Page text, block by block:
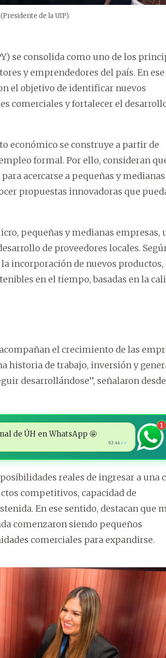
de la UIP).
se consolida como uno de los
y emprendedores del país. En ese
el objetivo de identificar nuevos
comerciales y fortalecer el
económico se construye a partir de
formal. Por ello, consideran
acercarse a pequeñas y medianas
propuestas innovadoras que
pequeñas y medianas empresas,
de proveedores locales.
incorporación de nuevos productos,
en el tiempo, basadas en la
el crecimiento de las
historia de trabajo, inversión y
desarrollándose”, señalaron
de ÚH en WhatsApp 🤩
02:46 ✓✓
1
reales de ingresar a una
competitivos, capacidad de
En ese sentido, destacan que
comenzaron siendo pequeños
comerciales para expandirse.